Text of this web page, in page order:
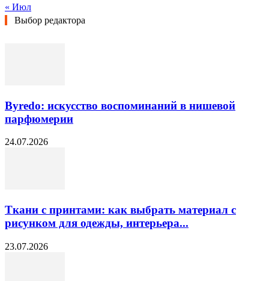
« Июл
Выбор редактора
Byredo: искусство воспоминаний в нишевой
парфюмерии
24.07.2026
Ткани с принтами: как выбрать материал с
рисунком для одежды, интерьера...
23.07.2026